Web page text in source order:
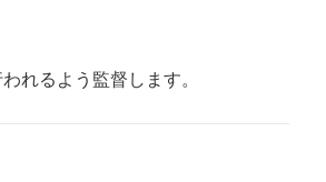
れるよう監督します。